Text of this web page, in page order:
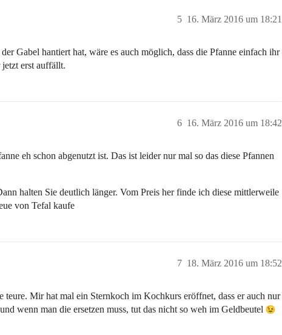
16. März 2016 um 18:21
5
Gabel hantiert hat, wäre es auch möglich, dass die Pfanne einfach ihr
erst auffällt.
16. März 2016 um 18:42
6
eh schon abgenutzt ist. Das ist leider nur mal so das diese Pfannen
halten Sie deutlich länger. Vom Preis her finde ich diese mittlerweile
von Tefal kaufe
18. März 2016 um 18:52
7
teure. Mir hat mal ein Sternkoch im Kochkurs eröffnet, dass er auch nur
wenn man die ersetzen muss, tut das nicht so weh im Geldbeutel